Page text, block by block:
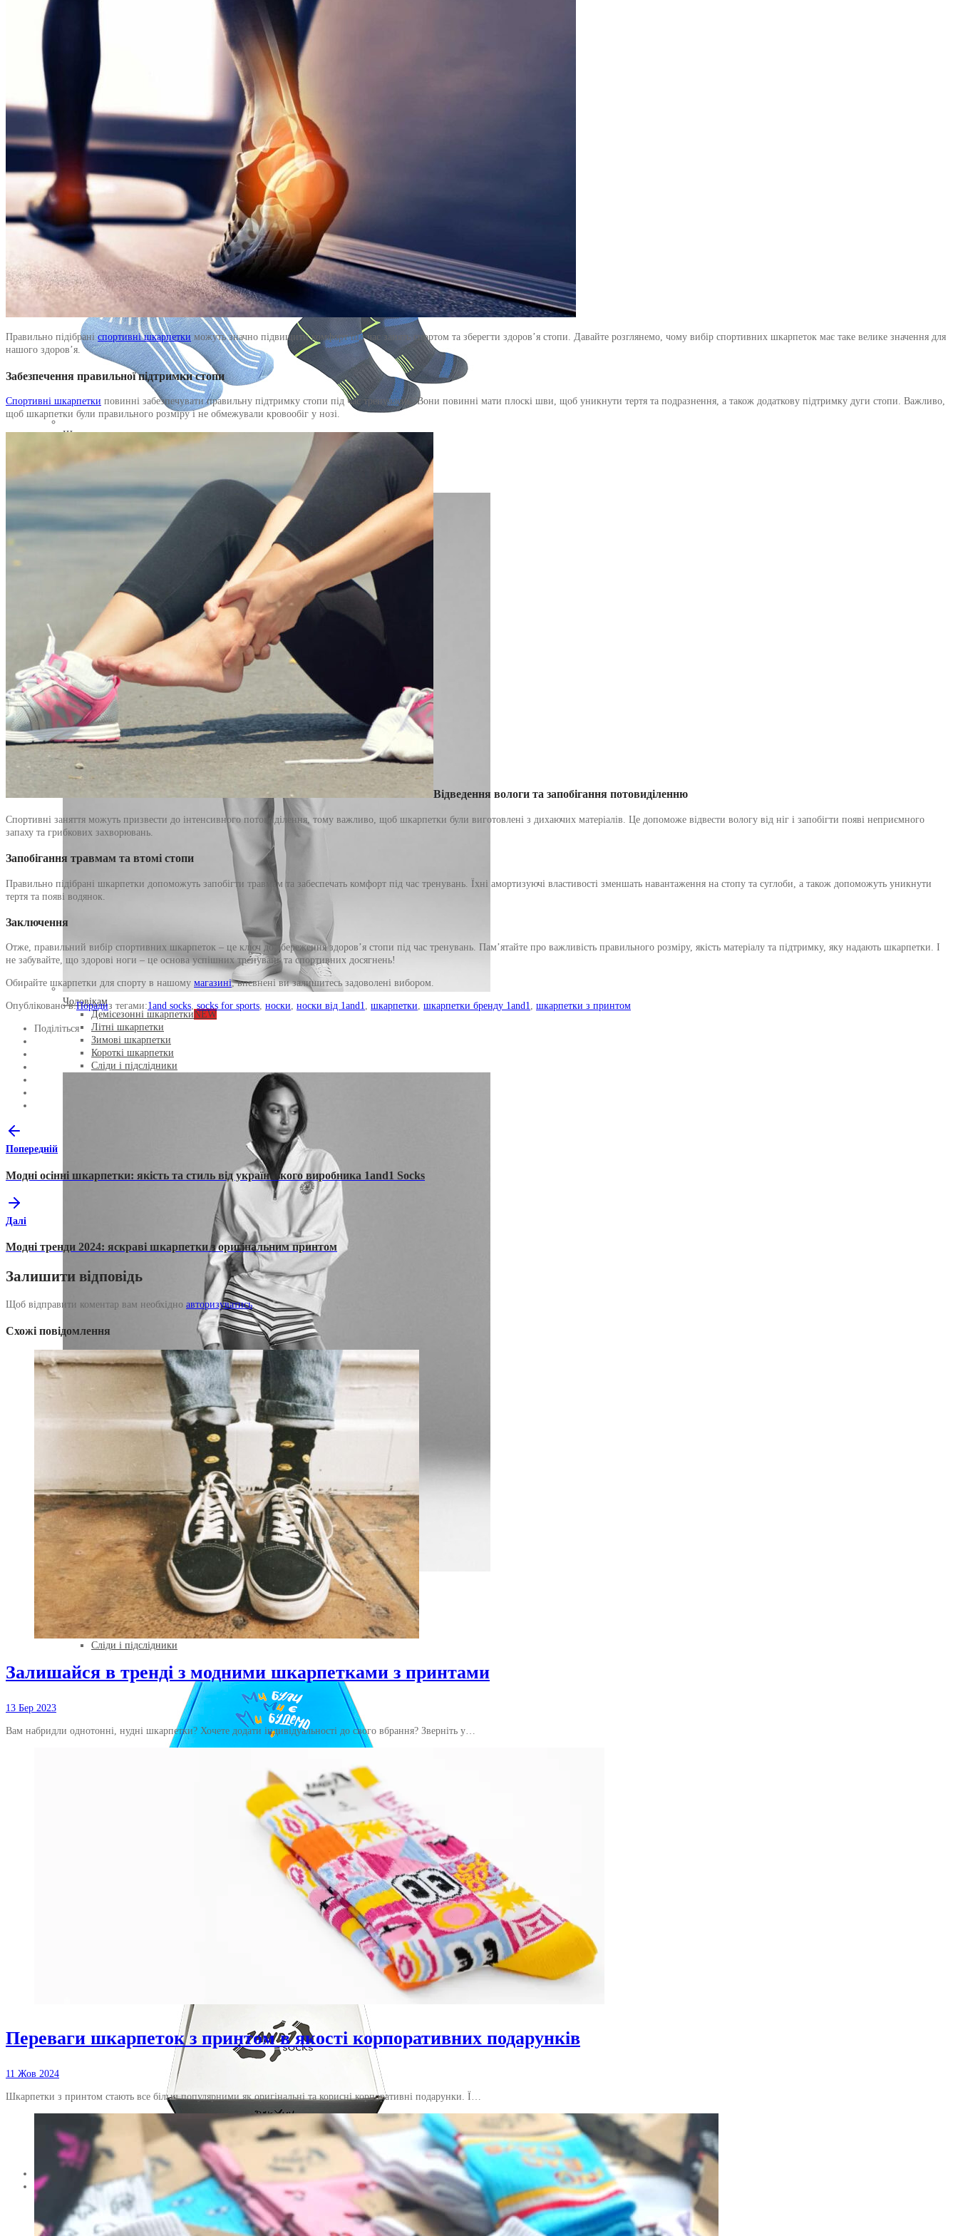
Шкарпетки за типом
Шкарпетки з приколами
Шкарпетки однотонні
Шкарпетки для спорту
Чоловікам
Демісезонні шкарпеткиNEW
Літні шкарпетки
Зимові шкарпетки
Короткі шкарпетки
Сліди і підслідники
Жінкам
Демісезонні шкарпеткиNEW
Літні шкарпетки
Зимові шкарпетки
Короткі шкарпетки
Сліди і підслідники
Пакування
Limited Collection
Набори
Правильно підібраніспортивні шкарпеткиможуть значно підвищити комфорт під час занять спортом та зберегти здоров’я стопи. Давайте розглянемо, чому вибір спортивних шкарпеток має таке велике значення для
нашого здоров’я.
Забезпечення правильної підтримки стопи
Спортивні шкарпетки повинні забезпечувати правильну підтримку стопи під час тренуваень. Вони повинні мати плоскі шви, щоб уникнути тертя та подразнення, а також додаткову підтримку дуги стопи. Важливо,
щоб шкарпетки були правильного розміру і не обмежували кровообіг у нозі.
Відведення вологи та запобігання потовиділенню
Спортивні заняття можуть призвести до інтенсивного потовиділення, тому важливо, щоб шкарпетки були виготовлені з дихаючих матеріалів. Це допоможе відвести вологу від ніг і запобігти появі неприємного
запаху та грибкових захворювань.
Запобігання травмам та втомі стопи
Правильно підібрані шкарпетки допоможуть запобігти травмам та забеспечать комфорт під час тренувань. Їхні амортизуючі властивості зменшать навантаження на стопу та суглоби, а також допоможуть уникнути
тертя та появі водянок.
Заключення
Отже, правильний вибір спортивних шкарпеток – це ключ до збереження здоров’я стопи під час тренувань. Пам’ятайте про важливість правильного розміру, якість матеріалу та підтримку, яку надають шкарпетки. І
не забувайте, що здорові ноги – це основа успішних тренувань та спортивних досягнень!
Обирайте шкарпетки для спорту в нашому магазині, впевнені ви залишитесь задоволені вибором.
Опубліковано в:Порадиз тегами:1and socks, socks for sports, носки, носки від 1and1, шкарпетки, шкарпетки бренду 1and1, шкарпетки з принтом
Поділіться
Попередній
Модні осінні шкарпетки: якість та стиль від українського виробника 1and1 Socks
Далі
Модні тренди 2024: яскраві шкарпетки з оригінальним принтом
Залишити відповідь
Щоб відправити коментар вам необхідно авторизуватись.
Схожі повідомлення
Залишайся в тренді з модними шкарпетками з принтами
13 Бер 2023
Вам набридли однотонні, нудні шкарпетки? Хочете додати індивідуальності до свого вбрання? Зверніть у…
Переваги шкарпеток з принтом в якості корпоративних подарунків
11 Жов 2024
Шкарпетки з принтом стають все більш популярними як оригінальні та корисні корпоративні подарунки. Ї…